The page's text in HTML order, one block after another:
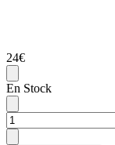
24€
En Stock